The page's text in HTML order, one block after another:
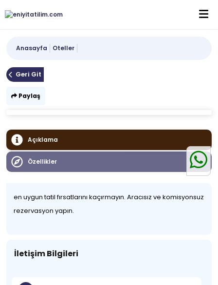
Anasayfa Oteller
Geri Git
Paylaş
Açıklama
Özellikler
en uygun tatil fırsatlarını kaçırmayın. Aracısız ve komisyonsuz
rezervasyon yapın.
İletişim Bilgileri